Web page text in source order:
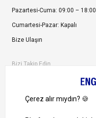
Pazartesi-Cuma: 09:00 – 18:00
Cumartesi-Pazar: Kapalı
Bize Ulaşın
Bizi Takip Edin